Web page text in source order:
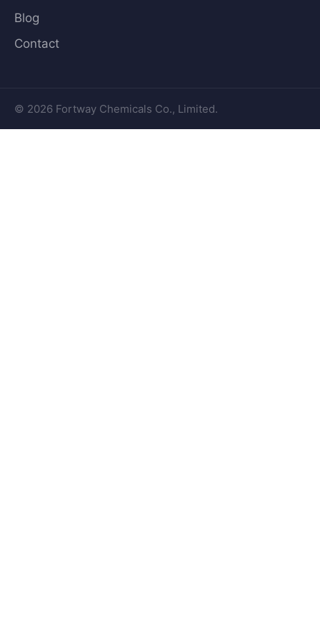
Blog
Contact
© 2026 Fortway Chemicals Co., Limited.